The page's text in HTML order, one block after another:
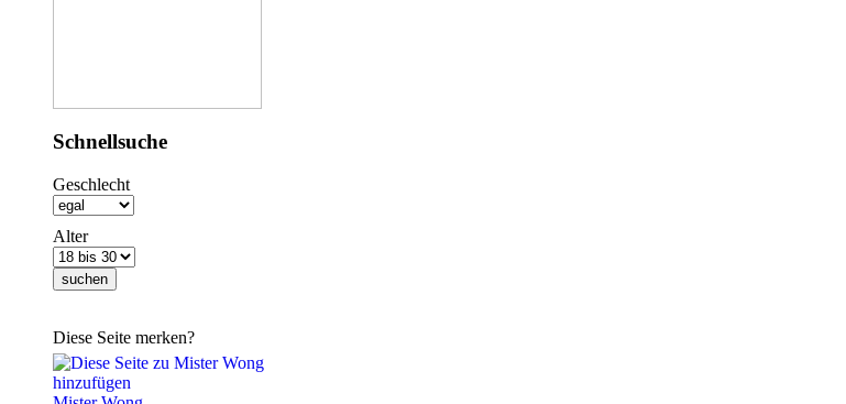
Schnellsuche
Geschlecht
Alter
Diese Seite merken?